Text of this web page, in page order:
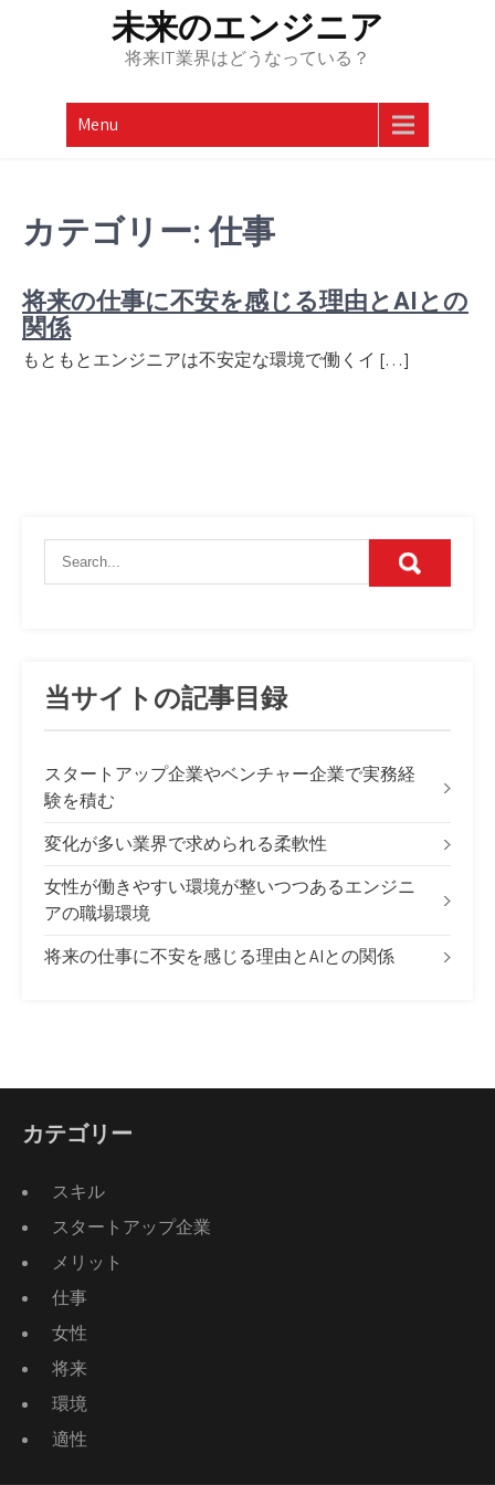
未来のエンジニア
将来IT業界はどうなっている？
Menu
カテゴリー:仕事
将来の仕事に不安を感じる理由とAIとの
関係
もともとエンジニアは不安定な環境で働くイ […]
当サイトの記事目録
スタートアップ企業やベンチャー企業で実務経
験を積む
変化が多い業界で求められる柔軟性
女性が働きやすい環境が整いつつあるエンジニ
アの職場環境
将来の仕事に不安を感じる理由とAIとの関係
カテゴリー
スキル
スタートアップ企業
メリット
仕事
女性
将来
環境
適性